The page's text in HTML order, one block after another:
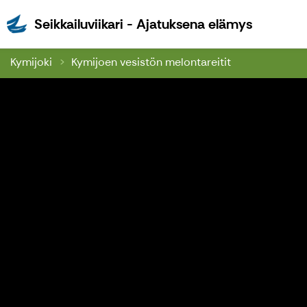
Seikkailuviikari - Ajatuksena elämys
Kymijoki Kymijoen vesistön melontareitit